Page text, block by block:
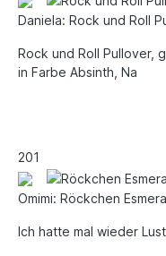
Daniela: Rock und Roll
Rock und Roll Pullover,
in Farbe Absinth, Na
201
Omimi: Röckchen
Ich hatte mal wieder